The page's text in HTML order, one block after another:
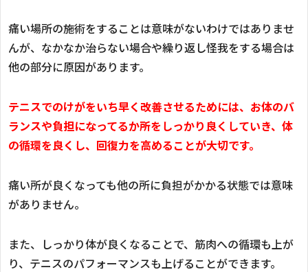
痛い場所の施術をすることは意味がないわけではありませ
んが、なかなか治らない場合や繰り返し怪我をする場合は
他の部分に原因があります。
テニスでのけがをいち早く改善させるためには、お体のバ
ランスや負担になってるか所をしっかり良くしていき、体
の循環を良くし、回復力を高めることが大切です。
痛い所が良くなっても他の所に負担がかかる状態では意味
がありません。
また、しっかり体が良くなることで、筋肉への循環も上が
り、テニスのパフォーマンスも上げることができます。